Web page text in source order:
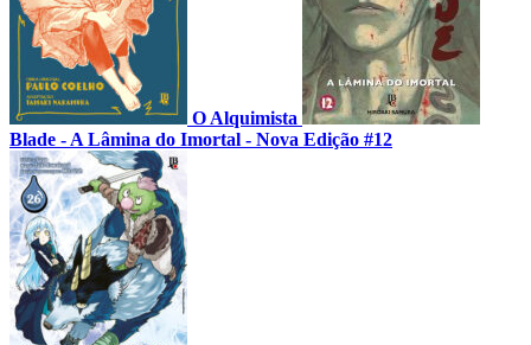
O Alquimista
Blade - A Lâmina do Imortal - Nova Edição #12